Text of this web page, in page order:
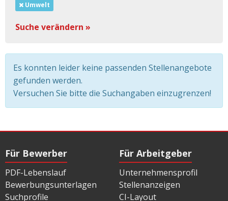
Umwelt
Suche verändern »
Es konnten leider keine passenden Stellenangebote
gefunden werden.
Versuchen Sie bitte die Suchangaben einzugrenzen!
Für Bewerber
PDF-Lebenslauf
Bewerbungsunterlagen
Suchprofile
Für Arbeitgeber
Unternehmensprofil
Stellenanzeigen
CI-Layout